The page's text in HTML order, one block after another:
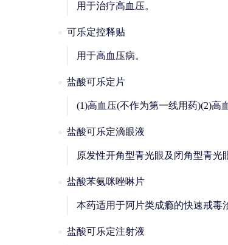
用于治疗高血压。
可乐定控释贴
用于高血压病。
盐酸可乐定片
(1)高血压(不作为第一线用药)(2)高
盐酸可乐定滴眼液
原发性开角型青光眼及闭角型青光
盐酸苯氨咪唑啉片
本药适用于阿片类成瘾的快速戒毒
盐酸可乐定注射液